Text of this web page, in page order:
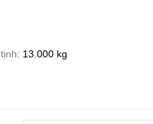
13.000 kg